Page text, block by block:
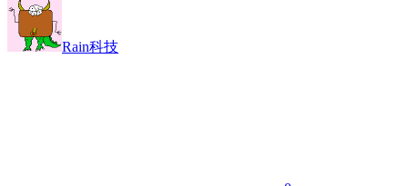
Rain科技